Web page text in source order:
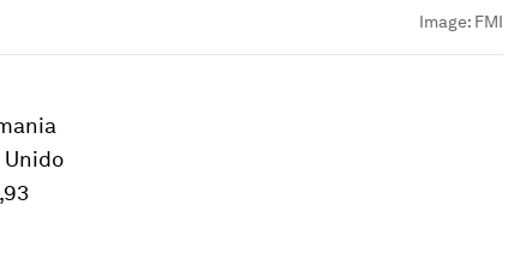
Image: FMI
Unido